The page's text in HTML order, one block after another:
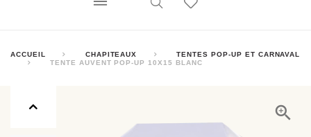
ACCUEIL CHAPITEAUX
TENTES POP-UP ET CARNAVAL
TENTE AUVENT POP-UP 10X15 BLANC